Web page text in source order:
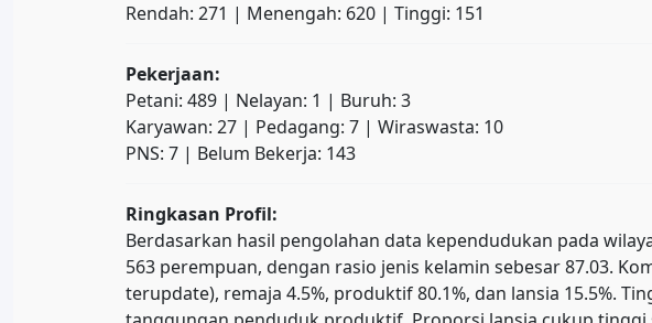
Rendah: 271 | Menengah: 620 | Tinggi: 151
Pekerjaan:
Petani: 489 | Nelayan: 1 | Buruh: 3
Karyawan: 27 | Pedagang: 7 | Wiraswasta: 10
PNS: 7 | Belum Bekerja: 143
Ringkasan Profil:
Berdasarkan hasil pengolahan data kependudukan pada
563 perempuan, dengan rasio jenis kelamin sebesar 87.03.
terupdate), remaja 4.5%, produktif 80.1%, dan lansia 15.5%.